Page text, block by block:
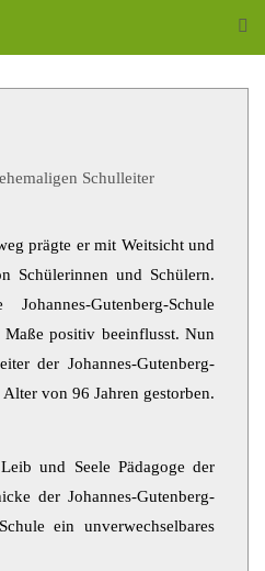
Schulleiter
prägte er mit Weitsicht und
Schülerinnen und Schülern.
Gutenberg-Schule
positiv beeinflusst. Nun
der Johannes-Gutenberg-
von 96 Jahren gestorben.
und Seele Pädagoge der
der Johannes-Gutenberg-
ein unverwechselbares